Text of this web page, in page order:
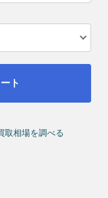
ト
取相場を調べる